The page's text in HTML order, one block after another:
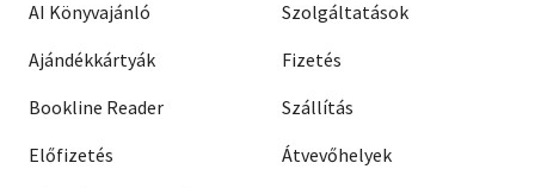
AI Könyvajánló
Ajándékkártyák
Bookline Reader
Előfizetés
Szolgáltatások
Fizetés
Szállítás
Átvevőhelyek